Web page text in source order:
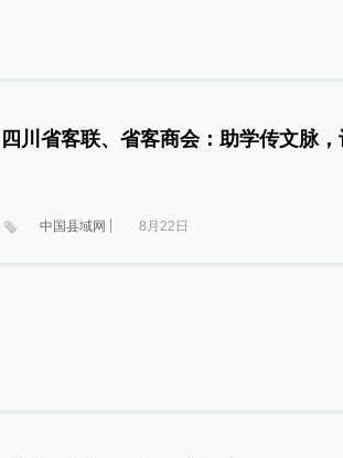
四川省客联、省客商会：助学传文脉
中国县域网 8月22日